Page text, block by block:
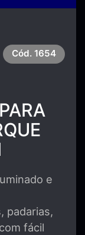
Cód. 1654
e
padarias,
fácil